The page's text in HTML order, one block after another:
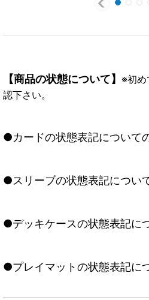
【商品の状態について】 ※初め
認下さい。
●カードの状態表記について
●スリーブの状態表記につい
●デッキケースの状態表記に
●プレイマットの状態表記に